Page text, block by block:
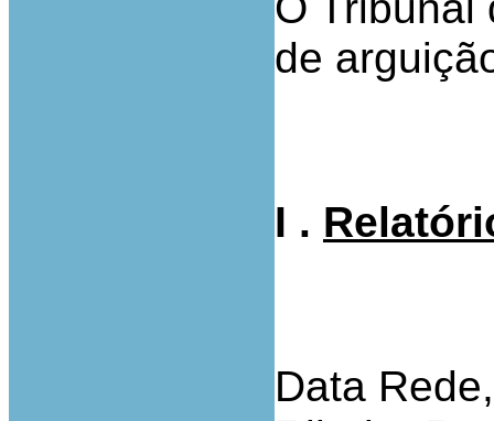
de
I .
Data